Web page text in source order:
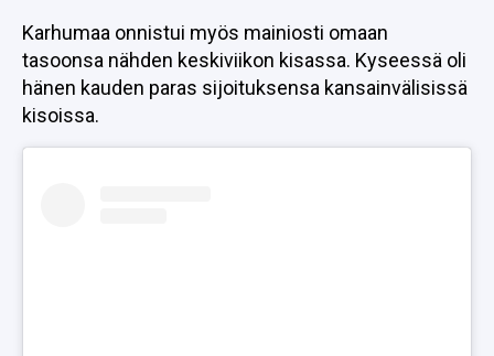
Karhumaa onnistui myös mainiosti omaan
tasoonsa nähden keskiviikon kisassa. Kyseessä oli
hänen kauden paras sijoituksensa kansainvälisissä
kisoissa.